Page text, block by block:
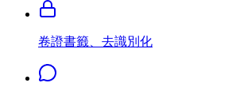
卷證書籤、去識別化